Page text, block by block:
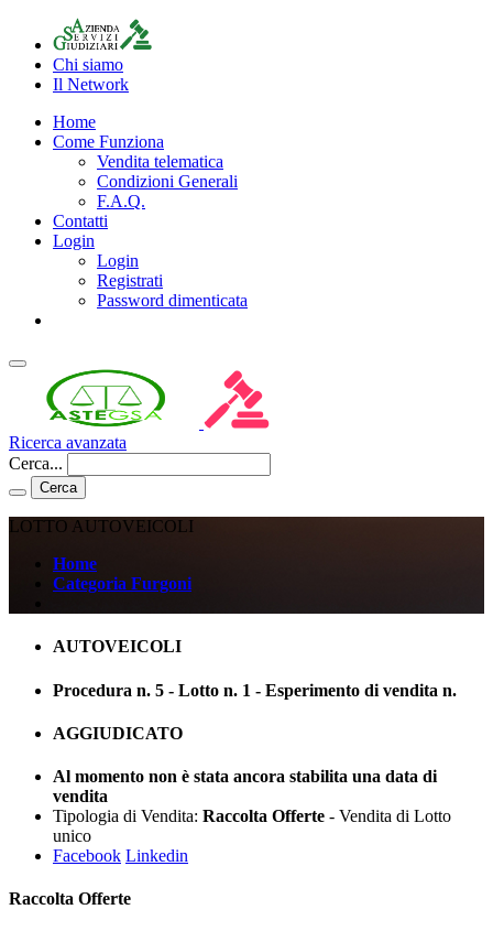
Chi siamo
Il Network
Home
Come Funziona
Vendita telematica
Condizioni Generali
F.A.Q.
Contatti
Login
Login
Registrati
Password dimenticata
Ricerca avanzata
Cerca...
Cerca
LOTTO AUTOVEICOLI
Home
Categoria Furgoni
AUTOVEICOLI
Procedura n. 5 - Lotto n. 1 - Esperimento di vendita n.
AGGIUDICATO
Al momento non è stata ancora stabilita una data di
vendita
Tipologia di Vendita: Raccolta Offerte - Vendita di Lotto
unico
Facebook Linkedin
Raccolta Offerte